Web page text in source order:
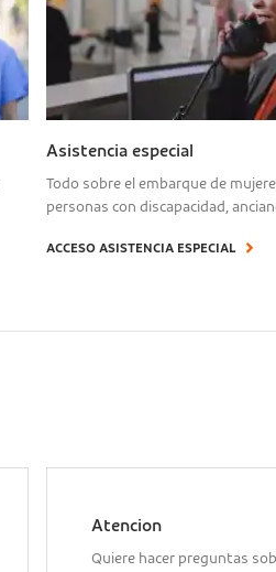
Asistencia especial
Todo sobre el embarque de
personas con discapacidad,
ACCESO ASISTENCIA ESPECIAL
Atencion
Quiere hacer preguntas